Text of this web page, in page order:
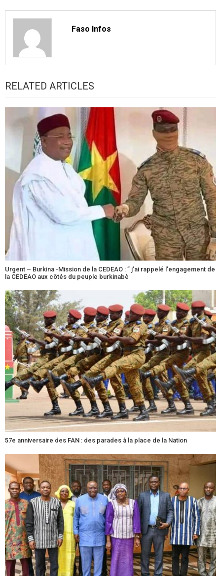
Faso Infos
RELATED ARTICLES
Urgent – Burkina -Mission de la CEDEAO : ” j’ai rappelé l’engagement de
la CEDEAO aux côtés du peuple burkinabè
57e anniversaire des FAN : des parades à la place de la Nation